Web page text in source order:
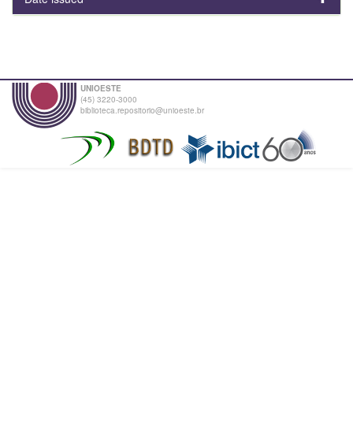
UNIOESTE
(45) 3220-3000
biblioteca.repositorio@unioeste.br